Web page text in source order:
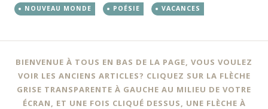
NOUVEAU MONDE
POÉSIE VACANCES
BIENVENUE À TOUS EN BAS DE LA PAGE, VOUS VOULEZ
VOIR LES ANCIENS ARTICLES? CLIQUEZ SUR LA FLÈCHE
GRISE TRANSPARENTE À GAUCHE AU MILIEU DE VOTRE
ÉCRAN, ET UNE FOIS CLIQUÉ DESSUS, UNE FLÈCHE À